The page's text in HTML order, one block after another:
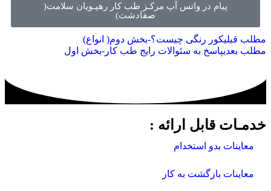
پیام در واتس آپ مرکـز طب کار رهپـویان سلامت(
صفادشت)
مطلب قبلیکور رنگی چیست؟-بخش دوم( انواع)
مطلب بعدیپاسخ به سئوالات رایج طب کار-بخش اول
خدمـات قابل ارائه :
معاینات بدو استخدام
معاینات بازگشت به کار